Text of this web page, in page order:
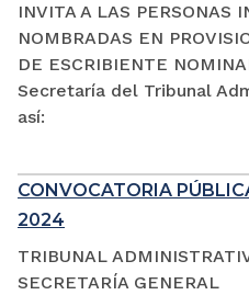
INVITA A LAS PERSONAS
NOMBRADAS EN
DE ESCRIBIENTE
Secretaría del Tribunal
así:
CONVOCATORIA
2024
TRIBUNAL
SECRETARÍA GENERAL